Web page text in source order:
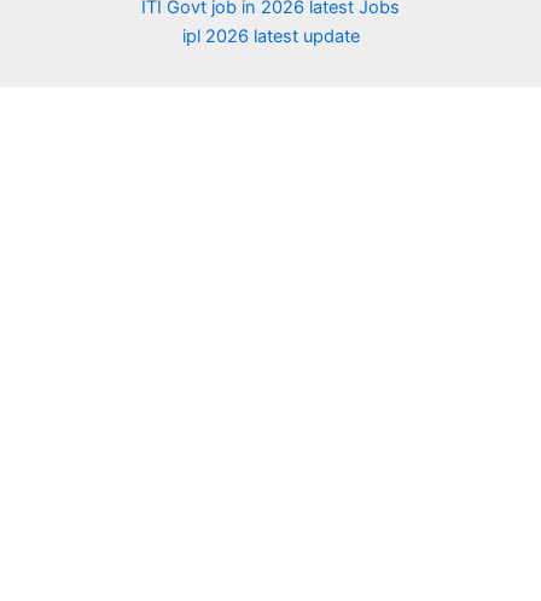
ITI Govt job in 2026 latest Jobs
ipl 2026 latest update